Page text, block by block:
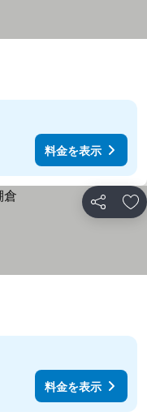
料金を表示
シェア お
料金を表示